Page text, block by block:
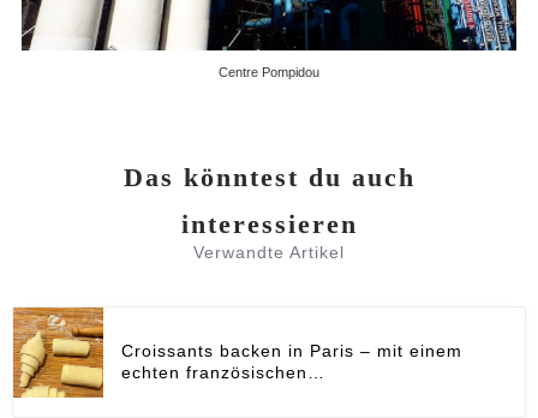
Centre Pompidou
Das könntest du auch
interessieren
Verwandte Artikel
Croissants backen in Paris – mit einem
echten französischen…